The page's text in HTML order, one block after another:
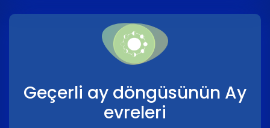
Geçerli ay döngüsünün Ay
evreleri